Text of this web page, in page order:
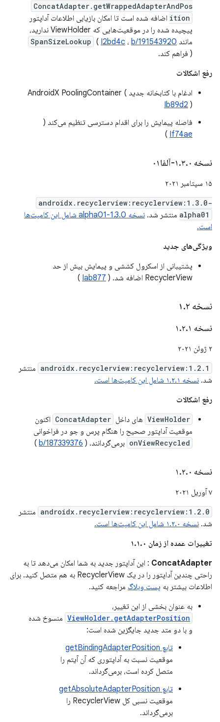
ConcatAdapter.getWrappedAdapterAndPos
ition اضافه شده است تا امکان بازیابی اطلاعات آداپتور
پیچیده شده را در موقعیت‌هایی که ViewHolder ندارید،
مانند
SpanSizeLookup ( I2bd4c ، b/191543920
) فراهم کند.
رفع اشکالات
ادغام با کتابخانه جدید AndroidX PoolingContainer (
Ib89d2 )
فاصله پیمایش را برای اقدام دسترسی تنظیم می‌کند (
If74ae
)
نسخه ۱ .۳.۰-آلفا۰۱
۱۵ سپتامبر ۲۰۲۱
androidx.recyclerview:recyclerview:1.3.0-
alpha01 منتشر شد.
نسخه 1.3.0-alpha01 شامل این کامیت‌ها
است.
ویژگی‌های جدید
پشتیبانی از اسکرول کششی و پیمایش بیش از حد
RecyclerView اضافه شد. (
Iab877
)
نسخه ۱ .۲
نسخه ۱ .۲.۱
۲ ژوئن ۲۰۲۱
androidx.recyclerview:recyclerview:1.2.1 منتشر
شد. نسخه ۱.۲.۱ شامل این کامیت‌ها است.
رفع اشکالات
ViewHolder های داخل ConcatAdapter اکنون
موقعیت آداپتور صحیح را هنگام پرس و جو در فراخوانی
onViewRecycled برمی‌گردانند. ( b/187339376
)
نسخه ۱ .۲.۰
۷ آوریل ۲۰۲۱
androidx.recyclerview:recyclerview:1.2.0 منتشر
شد. نسخه ۱.۲.۰ شامل این کامیت‌ها است.
تغییرات عمده از زمان ۱.۱.۰
ConcatAdapter : این آداپتور جدید به شما امکان می‌دهد تا به
راحتی چندین آداپتور را در یک RecyclerView به هم متصل کنید. برای
اطلاعات بیشتر به پست وبلاگ مراجعه کنید.
به عنوان بخشی از این تغییر،
ViewHolder.getAdapterPosition منسوخ شده
و با دو متد جدید جایگزین شده است:
تابع getBindingAdapterPosition
موقعیت نسبت به آداپتوری که آن آیتم را
متصل کرده است، برمی‌گرداند.
تابع getAbsoluteAdapterPosition
موقعیت نسبی کل RecyclerView را
برمی‌گرداند.